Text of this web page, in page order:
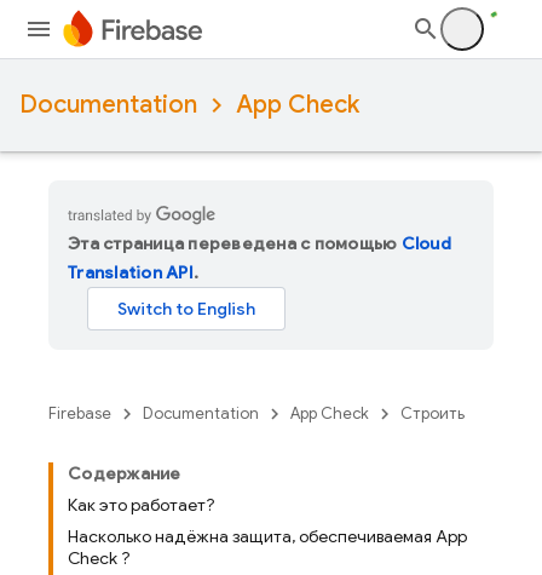
Documentation App Check
Эта страница переведена с помощью Cloud
Translation API.
Firebase Documentation App Check Строить
Содержание
Как это работает?
Насколько надёжна защита, обеспечиваемая App
Check ?